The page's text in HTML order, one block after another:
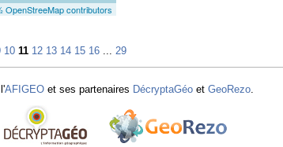
OpenStreeMap contributors
10 11 12 13 14 15 16 ... 29
AFIGEO et ses partenaires DécryptaGéo et GeoRezo.